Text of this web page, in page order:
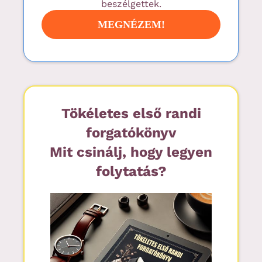
beszélgettek.
MEGNÉZEM!
Tökéletes első randi
forgatókönyv
Mit csinálj, hogy legyen
folytatás?